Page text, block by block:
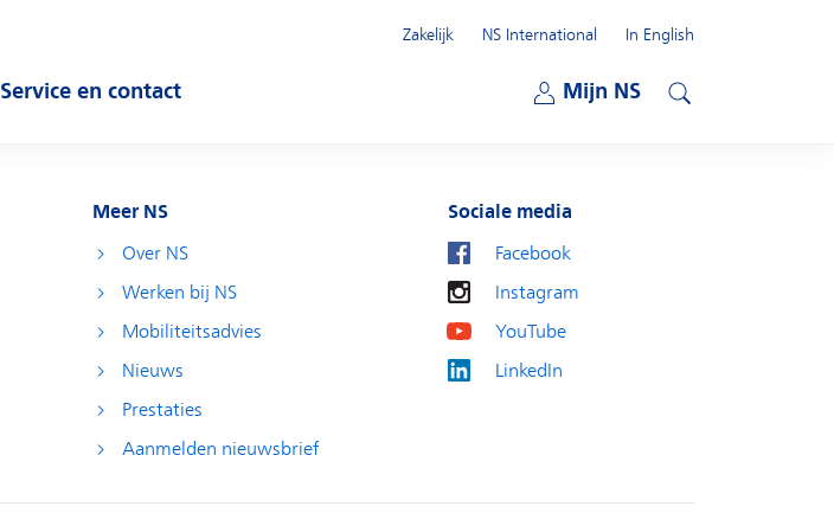
Service en contact
Mijn NS
Zakelijk
NS International
In English
Meer NS
Over NS
Werken bij NS
Mobiliteitsadvies
Nieuws
Prestaties
Aanmelden nieuwsbrief
Sociale media
Facebook
Instagram
YouTube
LinkedIn